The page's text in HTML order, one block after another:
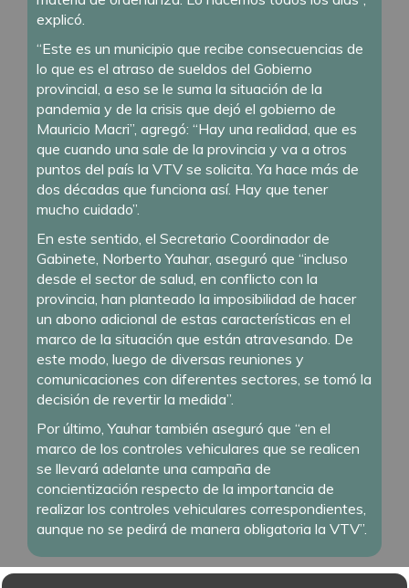
explicó.
“Este es un municipio que recibe consecuencias de
lo que es el atraso de sueldos del Gobierno
provincial, a eso se le suma la situación de la
pandemia y de la crisis que dejó el gobierno de
Mauricio Macri”, agregó: “Hay una realidad, que es
que cuando una sale de la provincia y va a otros
puntos del país la VTV se solicita. Ya hace más de
dos décadas que funciona así. Hay que tener
mucho cuidado”.
En este sentido, el Secretario Coordinador de
Gabinete, Norberto Yauhar, aseguró que “incluso
desde el sector de salud, en conflicto con la
provincia, han planteado la imposibilidad de hacer
un abono adicional de estas características en el
marco de la situación que están atravesando. De
este modo, luego de diversas reuniones y
comunicaciones con diferentes sectores, se tomó la
decisión de revertir la medida”.
Por último, Yauhar también aseguró que “en el
marco de los controles vehiculares que se realicen
se llevará adelante una campaña de
concientización respecto de la importancia de
realizar los controles vehiculares correspondientes,
aunque no se pedirá de manera obligatoria la VTV”.